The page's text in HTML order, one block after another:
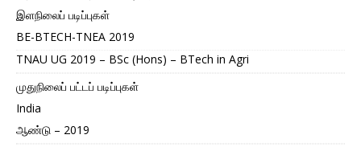
இளநிலைப் படிப்புகள்
BE-BTECH-TNEA 2019
TNAU UG 2019 – BSc (Hons) – BTech in Agri
முதுநிலைப் பட்டப் படிப்புகள்
India
ஆண்டு – 2019